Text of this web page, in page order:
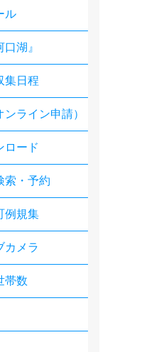
ル
湖』
集日程
ライン申請）
ロード
索・予約
例規集
カメラ
帯数